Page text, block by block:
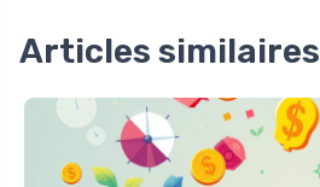
Articles similaires